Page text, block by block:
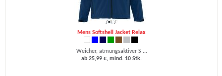
Mens Softshell Jacket Relax
Weicher, atmungsaktiver S ...
ab 25,99 €, mind. 10 Stk.